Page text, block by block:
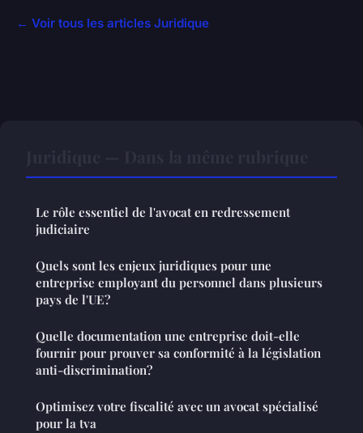
← Voir tous les articles Juridique
Le rôle essentiel de l'avocat en redressement
judiciaire
Quels sont les enjeux juridiques pour une
entreprise employant du personnel dans plusieurs
pays de l'UE?
Quelle documentation une entreprise doit-elle
fournir pour prouver sa conformité à la législation
anti-discrimination?
Optimisez votre fiscalité avec un avocat spécialisé
pour la tva